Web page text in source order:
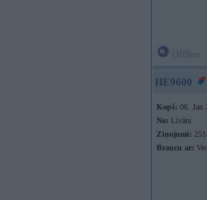
HE9600
Kopš: 06. Jan
No: Līvāni
Ziņojumi:
Braucu ar: